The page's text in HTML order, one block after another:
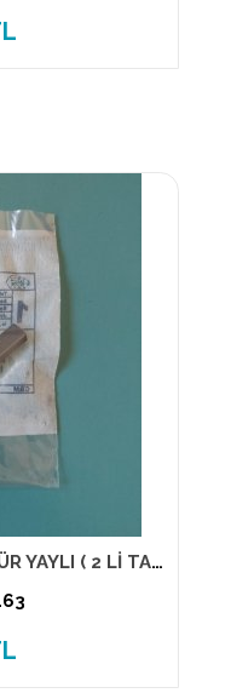
BOSCH-SIEMENS OÇM. KÖMÜR YAYLI ( 2 Lİ TAKIM )